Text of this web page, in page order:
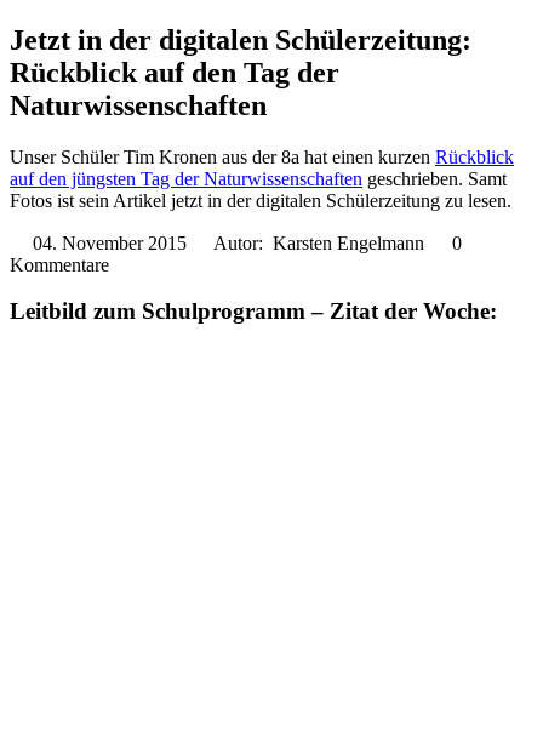
Jetzt in der digitalen Schülerzeitung:
Rückblick auf den Tag der
Naturwissenschaften
Unser Schüler Tim Kronen aus der 8a hat einen kurzen Rückblick
auf den jüngsten Tag der Naturwissenschaften geschrieben. Samt
Fotos ist sein Artikel jetzt in der digitalen Schülerzeitung zu lesen.
04. November 2015 Autor: Karsten Engelmann
0
Kommentare
Leitbild zum Schulprogramm – Zitat der Woche: